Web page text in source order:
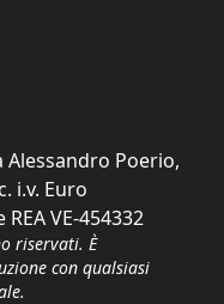
Alessandro Poerio,
i.v. Euro
REA VE-454332
riservati. È
con qualsiasi